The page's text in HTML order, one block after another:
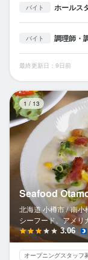
バイト ホールス
バイト 調理師・
最終更新日：9日前
1 / 13
Seafood
北海道 小樽市 / 南小
シーフード、アメリ
3.06
オープニングスタッフ